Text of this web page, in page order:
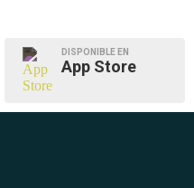
DISPONIBLE EN
App Store